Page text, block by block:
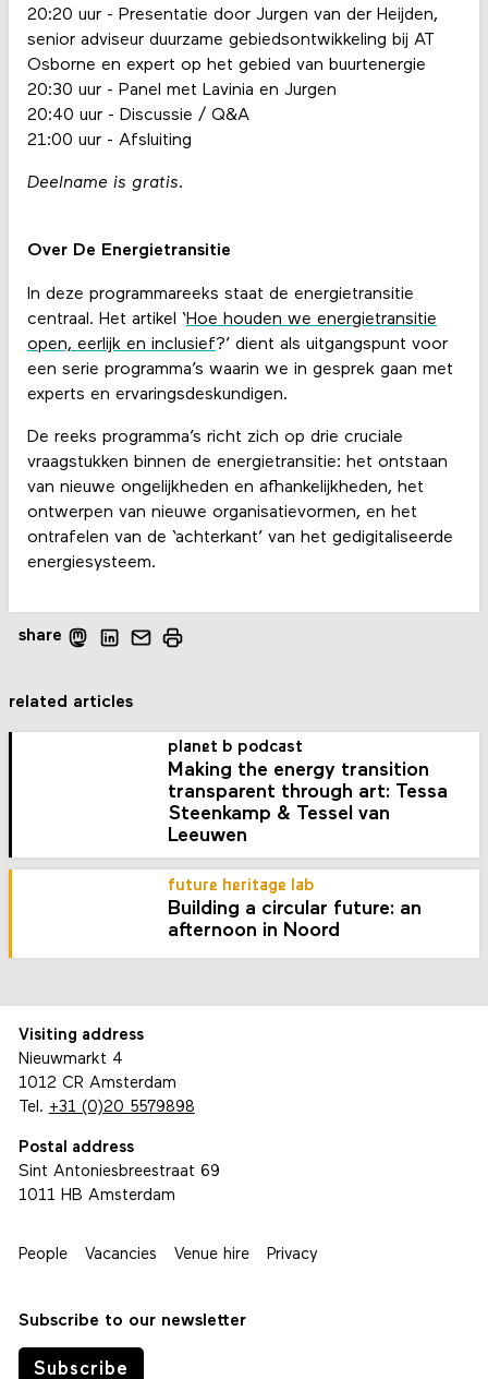
20:20 uur - Presentatie door Jurgen van der Heijden,
senior adviseur duurzame gebiedsontwikkeling bij AT
Osborne en expert op het gebied van buurtenergie
20:30 uur - Panel met Lavinia en Jurgen
20:40 uur - Discussie / Q&A
21:00 uur - Afsluiting
Deelname is gratis.
Over De Energietransitie
In deze programmareeks staat de energietransitie
centraal. Het artikel ‘Hoe houden we energietransitie
open, eerlijk en inclusief?’ dient als uitgangspunt voor
een serie programma’s waarin we in gesprek gaan met
experts en ervaringsdeskundigen.
De reeks programma’s richt zich op drie cruciale
vraagstukken binnen de energietransitie: het ontstaan
van nieuwe ongelijkheden en afhankelijkheden, het
ontwerpen van nieuwe organisatievormen, en het
ontrafelen van de ‘achterkant’ van het gedigitaliseerde
energiesysteem.
share
related articles
planet b podcast
Making the energy transition
transparent through art: Tessa
Steenkamp & Tessel van
Leeuwen
future heritage lab
Building a circular future: an
afternoon in Noord
Visiting address
Nieuwmarkt 4
1012 CR Amsterdam
Tel. +31 (0)20 5579898
Postal address
Sint Antoniesbreestraat 69
1011 HB Amsterdam
People Vacancies Venue hire Privacy
Subscribe to our newsletter
Subscribe